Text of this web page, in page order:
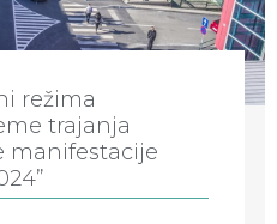
režima
trajanja
manifestacije